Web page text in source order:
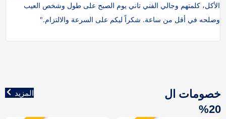
الأكل، كلمتهم وجالي الفني تاني يوم الصبح على طول وشخص العيب
وصلحه في أقل من ساعة. شكراً ليكم على السرعة والالتزام."
خصومات ال
20%
المزيد